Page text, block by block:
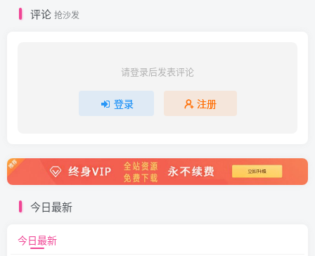
评论 抢沙发
请登录后发表评论
登录 注册
今日最新
今日最新